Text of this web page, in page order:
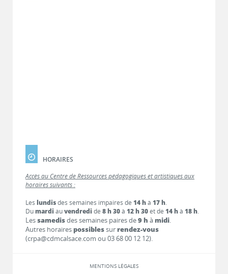
HORAIRES
Accès au Centre de Ressources pédagogiques et artistiques aux
horaires suivants :
Les lundisdes semaines impaires de 14 hà 17 h.
Dumardi auvendredi de 8 h 30à 12 h 30et de 14 hà 18 h.
Lessamedisdes semaines paires de9 h à midi.
Autres horaires possiblessur rendez-vous
(crpa@cdmcalsace.com ou 03 68 00 12 12).
MENTIONS LÉGALES